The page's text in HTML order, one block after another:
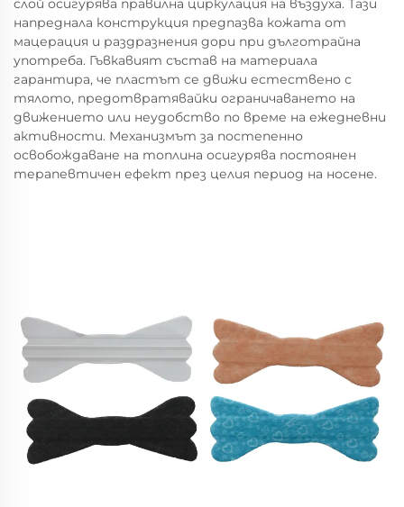
слой осигурява правилна циркулация на въздуха. Тази
напреднала конструкция предпазва кожата от
мацерация и раздразнения дори при дълготрайна
употреба. Гъвкавият състав на материала
гарантира, че пластът се движи естествено с
тялото, предотвратявайки ограничаването на
движението или неудобство по време на ежедневни
активности. Механизмът за постепенно
освобождаване на топлина осигурява постоянен
терапевтичен ефект през целия период на носене.